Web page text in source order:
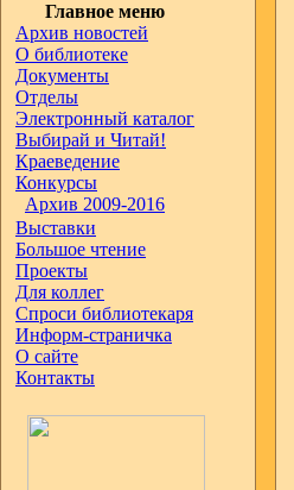
Главное меню
Архив новостей
О библиотеке
Документы
Отделы
Электронный каталог
Выбирай и Читай!
Краеведение
Конкурсы
Архив 2009-2016
Выставки
Большое чтение
Проекты
Для коллег
Спроси библиотекаря
Информ-страничка
О сайте
Контакты